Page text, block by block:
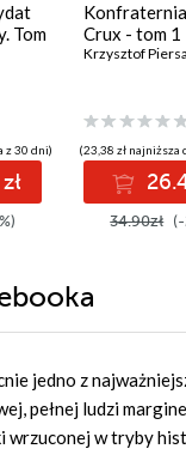
Tom
z 30 dni)
Crux - tom 1
Krzysztof Piersa
(23,38 zł najniższa
34.90zł
jedno z
pełnej ludzi
wrzuconej w tryby